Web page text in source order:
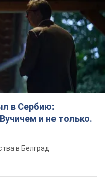
в Сербию:
и не только.
в Белград